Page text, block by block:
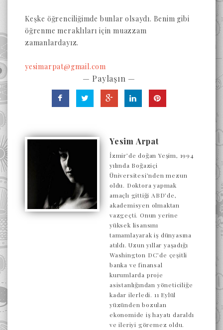
Keşke öğrenciliğimde bunlar olsaydı. Benim gibi
öğrenme meraklıları için muazzam
zamanlardayız.
yesimarpat@gmail.com
— Paylaşın —
Yesim Arpat
İzmir’de doğan Yeşim, 1994
yılında Boğaziçi
Üniversitesi’nden mezun
oldu. Doktora yapmak
amaçlı gittiği ABD’de,
akademisyen olmaktan
vazgeçti. Onun yerine
yüksek lisansını
tamamlayarak iş dünyasına
atıldı. Uzun yıllar yaşadığı
Washington DC’de çeşitli
banka ve finansal
kurumlarda proje
asistanlığından yöneticiliğe
kadar ilerledi. 11 Eylül
yüzünden bozulan
ekonomide iş hayatı daraldı
ve ileriyi göremez oldu.